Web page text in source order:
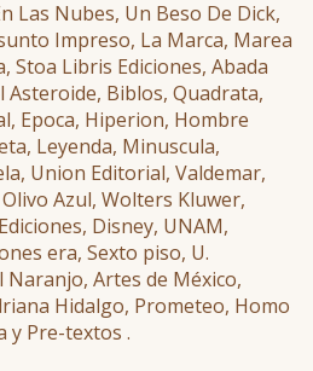
Las Nubes, Un Beso De Dick,
Impreso, La Marca, Marea
Stoa Libris Ediciones, Abada
Asteroide, Biblos, Quadrata,
Epoca, Hiperion, Hombre
Leyenda, Minuscula,
Union Editorial, Valdemar,
Azul, Wolters Kluwer,
Disney, UNAM,
era, Sexto piso, U.
Naranjo, Artes de México,
Hidalgo, Prometeo, Homo
y Pre-textos .